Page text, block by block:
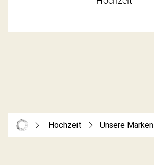
Hochzeit Unsere Marken